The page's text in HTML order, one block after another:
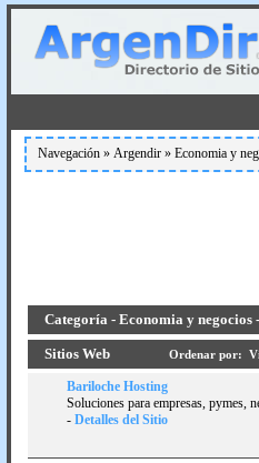
Navegación » Argendir » Economia y
Categoría - Economia y
Sitios Web Ordenar por:
Bariloche Hosting
Soluciones para empresas, pymes,
- Detalles del Sitio